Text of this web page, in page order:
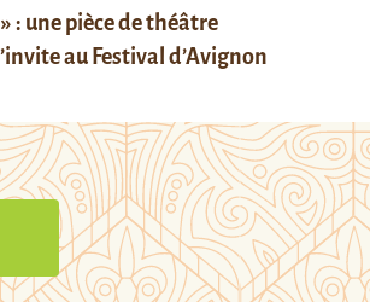
: une pièce de théâtre
au Festival d’Avignon